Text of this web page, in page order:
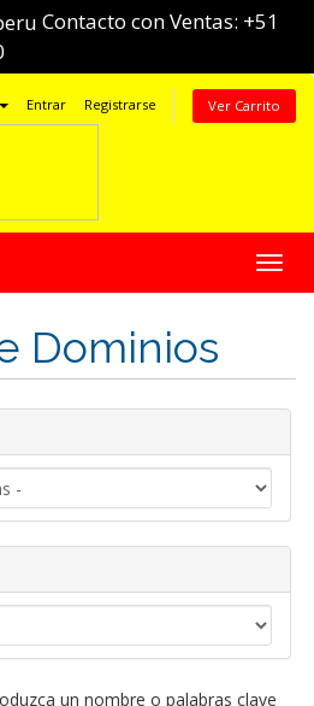
Contacto con Ventas: +51
Entrar Registrarse Ver Carrito
Dominios
un nombre o palabras clave